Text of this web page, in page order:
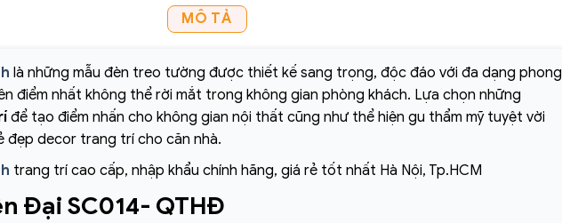
MÔ TẢ
là những mẫu đèn treo tường được thiết kế sang trọng, độc đáo với đa dạng phong
điểm nhất không thể rời mắt trong không gian phòng khách. Lựa chọn những
để tạo điểm nhấn cho không gian nội thất cũng như thể hiện gu thẩm mỹ tuyệt vời
đẹp decor trang trí cho căn nhà.
trang trí cao cấp, nhập khẩu chính hãng, giá rẻ tốt nhất Hà Nội, Tp.HCM
Đại SC014- QTHĐ